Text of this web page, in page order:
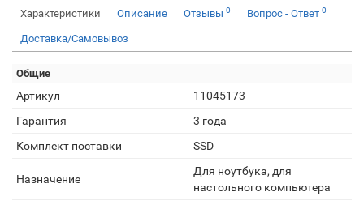
Характеристики Описание Отзывы 0 Вопрос - Ответ 0
Доставка/Самовывоз
Общие
Артикул
11045173
Гарантия
3 года
Комплект поставки
SSD
Назначение
Для ноутбука, для
настольного компьютера